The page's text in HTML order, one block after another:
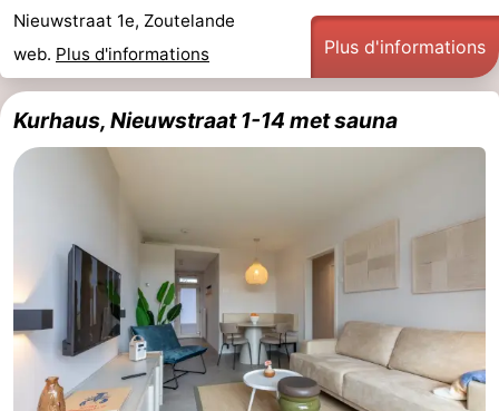
Nieuwstraat 1e, Zoutelande
web. Plus d'informations Plus d'informations
Kurhaus, Nieuwstraat 1-14 met sauna